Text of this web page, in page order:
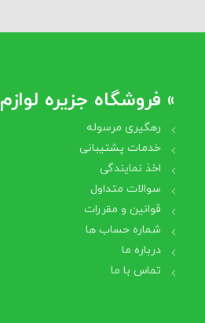
» فروشگاه جزیره لوازم
رهگیری مرسوله
خدمات پشتیبانی
اخذ نمایندگی
سوالات متداول
قوانین و مقررات
شماره حساب ها
درباره ما
تماس با ما